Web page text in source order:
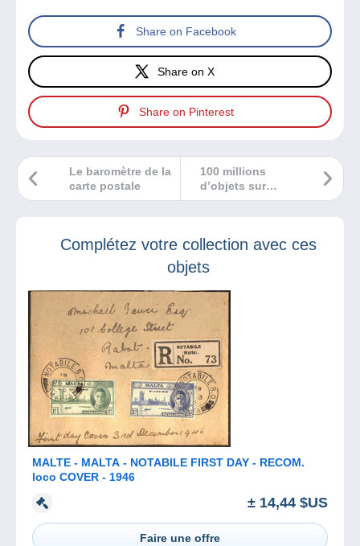
Share on Facebook
Share on X
Share on Pinterest
100 millions
d’objets sur
Delcampe !
Le baromètre de la
carte postale
Complétez votre collection avec ces
objets
MALTE - MALTA - NOTABILE FIRST DAY - RECOM.
loco COVER - 1946
± 14,44 $US
Faire une offre